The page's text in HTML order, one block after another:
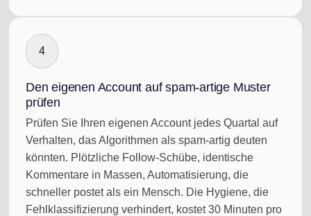
4
Den eigenen Account auf spam-artige Muster
prüfen
Prüfen Sie Ihren eigenen Account jedes Quartal auf
Verhalten, das Algorithmen als spam-artig deuten
könnten. Plötzliche Follow-Schübe, identische
Kommentare in Massen, Automatisierung, die
schneller postet als ein Mensch. Die Hygiene, die
Fehlklassifizierung verhindert, kostet 30 Minuten pro